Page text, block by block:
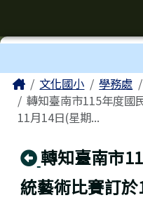
主內容區域
Home文化國小 學務處
轉知臺南市115年度國
11月14日(星期...
回上頁
轉知臺南市
統藝術比賽訂
頁尾區域